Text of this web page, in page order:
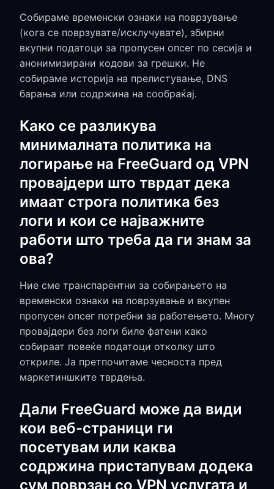
Собираме временски ознаки на поврзување
(кога се поврзувате/исклучувате), збирни
вкупни податоци за пропусен опсег по сесија и
анонимизирани кодови за грешки. Не
собираме историја на прелистување, DNS
барања или содржина на сообраќај.
Како се разликува
минималната политика на
логирање на FreeGuard од VPN
провајдери што тврдат дека
имаат строга политика без
логи и кои се најважните
работи што треба да ги знам за
ова?
Ние сме транспарентни за собирањето на
временски ознаки на поврзување и вкупен
пропусен опсег потребни за работењето. Многу
провајдери без логи биле фатени како
собираат повеќе податоци отколку што
откриле. Ја претпочитаме чесноста пред
маркетиншките тврдења.
Дали FreeGuard може да види
кои веб-страници ги
посетувам или каква
содржина пристапувам додека
сум поврзан со VPN услугата и